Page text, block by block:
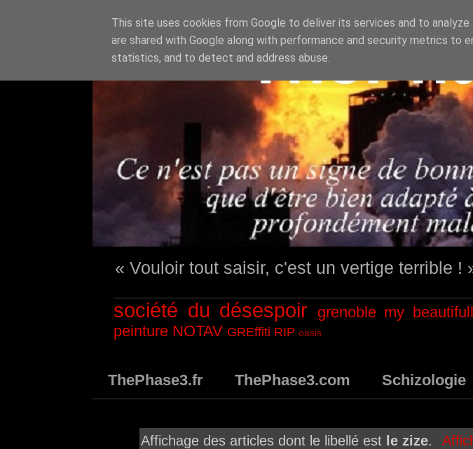
« Vouloir tout saisir, c'est un vertige terrible !
société du désespoir grenoble my
peinture NOTAV GREffiti RIP oasis
ThePhase3.fr ThePhase3.com Schizologie
Affichage des articles dont le libellé est le zize.
This site uses cookies from Google to deliver its services and to
are shared with Google along with performance and security metrics to
statistics, and to detect and address abuse.